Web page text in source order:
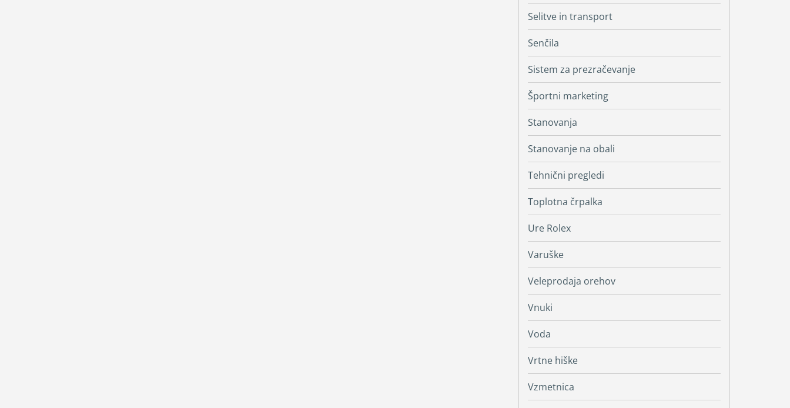
Selitve in transport
Senčila
Sistem za prezračevanje
Športni marketing
Stanovanja
Stanovanje na obali
Tehnični pregledi
Toplotna črpalka
Ure Rolex
Varuške
Veleprodaja orehov
Vnuki
Voda
Vrtne hiške
Vzmetnica